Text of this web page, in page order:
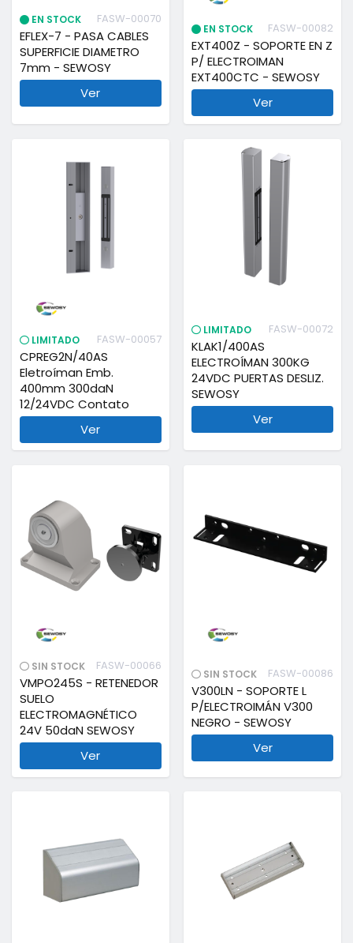
EN STOCK FASW-00070
EFLEX-7 - PASA CABLES
SUPERFICIE DIAMETRO
7mm - SEWOSY
Ver
EN STOCK FASW-00082
EXT400Z - SOPORTE EN Z
P/ ELECTROIMAN
EXT400CTC - SEWOSY
Ver
LIMITADO FASW-00057
CPREG2N/40AS
Eletroíman Emb.
400mm 300daN
12/24VDC Contato
Ver
LIMITADO FASW-00072
KLAK1/400AS
ELECTROÍMAN 300KG
24VDC PUERTAS DESLIZ.
SEWOSY
Ver
SIN STOCK FASW-00066
VMPO245S - RETENEDOR
SUELO
ELECTROMAGNÉTICO
24V 50daN SEWOSY
Ver
SIN STOCK FASW-00086
V300LN - SOPORTE L
P/ELECTROIMÁN V300
NEGRO - SEWOSY
Ver